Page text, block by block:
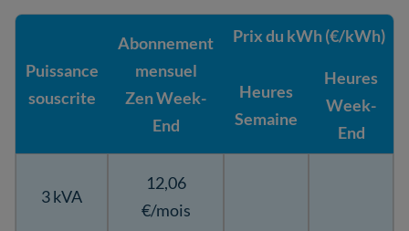
Puissance
souscrite
Abonnement
mensuel
Zen Week-
End
Prix du kWh (€/kWh)
Heures
Semaine
Heures
Week-
End
3 kVA
12,06
€/mois